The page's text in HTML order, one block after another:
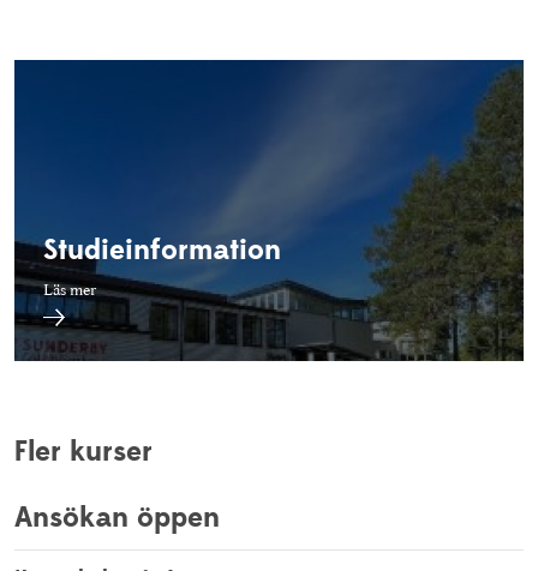
Studieinformation
Läs mer
Fler kurser
Ansökan öppen